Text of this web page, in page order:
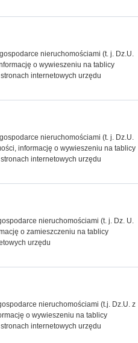
nieruchomościami (t. j. Dz.U.
o wywieszeniu na tablicy
internetowych urzędu
nieruchomościami (t. j. Dz.U.
informację o wywieszeniu na tablicy
internetowych urzędu
nieruchomościami (t. j. Dz. U.
o zamieszczeniu na tablicy
urzędu
nieruchomościami (t.j. Dz.U. z
o wywieszeniu na tablicy
internetowych urzędu